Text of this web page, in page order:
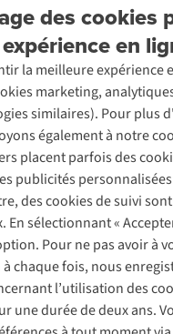
des cookies
en
la meilleure expérience
marketing,
similaires). Pour plus
également à notre
placent parfois des
publicités
des cookies de suivi
En sélectionnant «
Pour ne pas avoir à
chaque fois, nous
l’utilisation des
une durée de deux ans.
commande
sports d’hiver
la newsletter
Suivez-nous